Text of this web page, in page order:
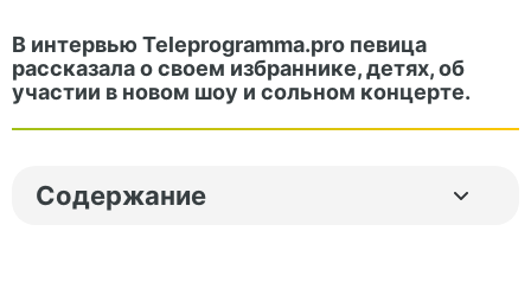
В интервью Teleprogramma.pro певица
рассказала о своем избраннике, детях, об
участии в новом шоу и сольном концерте.
Содержание